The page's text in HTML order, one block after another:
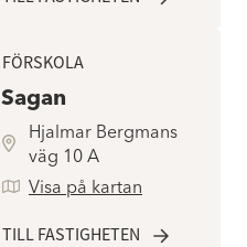
FÖRSKOLA
Sagan
Hjalmar Bergmans
väg 10 A
Visa på kartan
TILL FASTIGHETEN